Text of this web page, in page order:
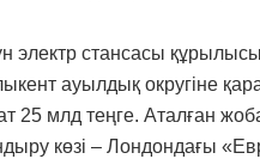
стансасы
ауылдық округіне
25 млд теңге. Аталған
көзі – Лондондағы